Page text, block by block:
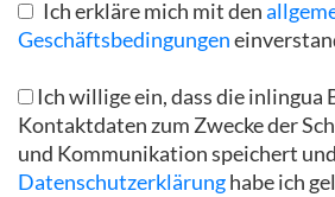
Ich erkläre mich mit den
Geschäftsbedingungen
Ich willige ein, dass die inlingua
Kontaktdaten zum Zwecke der
und Kommunikation speichert
Datenschutzerklärunghabe ich